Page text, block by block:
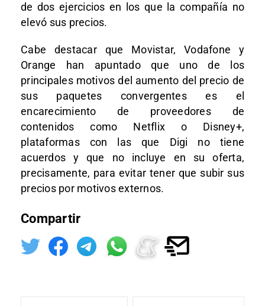
de dos ejercicios en los que la compañía no
elevó sus precios.
Cabe destacar que Movistar, Vodafone y
Orange han apuntado que uno de los
principales motivos del aumento del precio de
sus paquetes convergentes es el
encarecimiento de proveedores de
contenidos como Netflix o Disney+,
plataformas con las que Digi no tiene
acuerdos y que no incluye en su oferta,
precisamente, para evitar tener que subir sus
precios por motivos externos.
Compartir